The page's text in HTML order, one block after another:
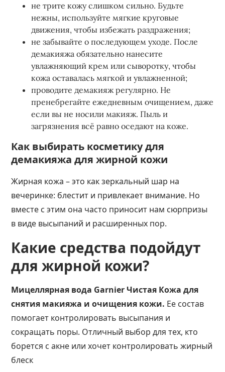
не трите кожу слишком сильно. Будьте
нежны, используйте мягкие круговые
движения, чтобы избежать раздражения;
не забывайте о последующем уходе. После
демакияжа обязательно нанесите
увлажняющий крем или сыворотку, чтобы
кожа оставалась мягкой и увлажненной;
проводите демакияж регулярно. Не
пренебрегайте ежедневным очищением, даже
если вы не носили макияж. Пыль и
загрязнения всё равно оседают на коже.
Как выбирать косметику для
демакияжа для жирной кожи
Жирная кожа – это как зеркальный шар на
вечеринке: блестит и привлекает внимание. Но
вместе с этим она часто приносит нам сюрпризы
в виде высыпаний и расширенных пор.
Какие средства подойдут
для жирной кожи?
Мицеллярная вода Garnier Чистая Кожа для
снятия макияжа и очищения кожи. Ее состав
помогает контролировать высыпания и
сокращать поры. Отличный выбор для тех, кто
борется с акне или хочет контролировать жирный
блеск